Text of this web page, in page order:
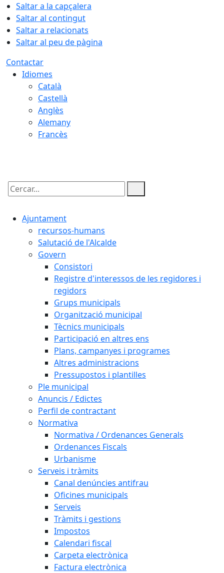
Saltar a la capçalera
Saltar al contingut
Saltar a relacionats
Saltar al peu de pàgina
Contactar
Idiomes
Català
Castellà
Anglès
Alemany
Francès
Cercar:
Ajuntament
recursos-humans
Salutació de l'Alcalde
Govern
Consistori
Registre d'interessos de les regidores i
regidors
Grups municipals
Organització municipal
Tècnics municipals
Participació en altres ens
Plans, campanyes i programes
Altres administracions
Pressupostos i plantilles
Ple municipal
Anuncis / Edictes
Perfil de contractant
Normativa
Normativa / Ordenances Generals
Ordenances Fiscals
Urbanisme
Serveis i tràmits
Canal denúncies antifrau
Oficines municipals
Serveis
Tràmits i gestions
Impostos
Calendari fiscal
Carpeta electrònica
Factura electrònica